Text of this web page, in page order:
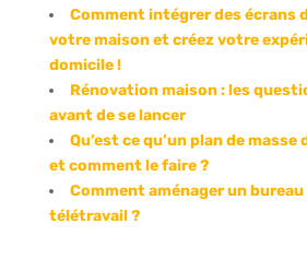
Comment intégrer des écrans
votre maison et créez votre
domicile !
Rénovation maison : les
avant de se lancer
Qu’est ce qu’un plan de
et comment le faire ?
Comment aménager un
télétravail ?